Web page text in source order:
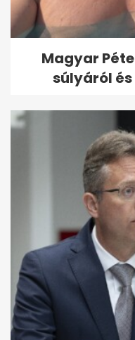
Magyar
súlyáról